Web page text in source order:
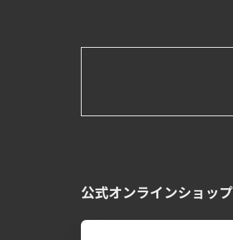
公式オンラインショップ